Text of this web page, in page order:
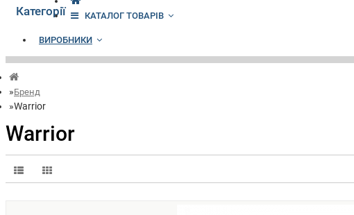
Категорії КАТАЛОГ ТОВАРІВ
ВИРОБНИКИ
Бренд
Warrior
Warrior